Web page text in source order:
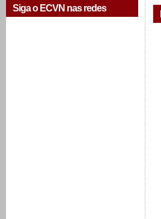
Siga o ECVN nas redes